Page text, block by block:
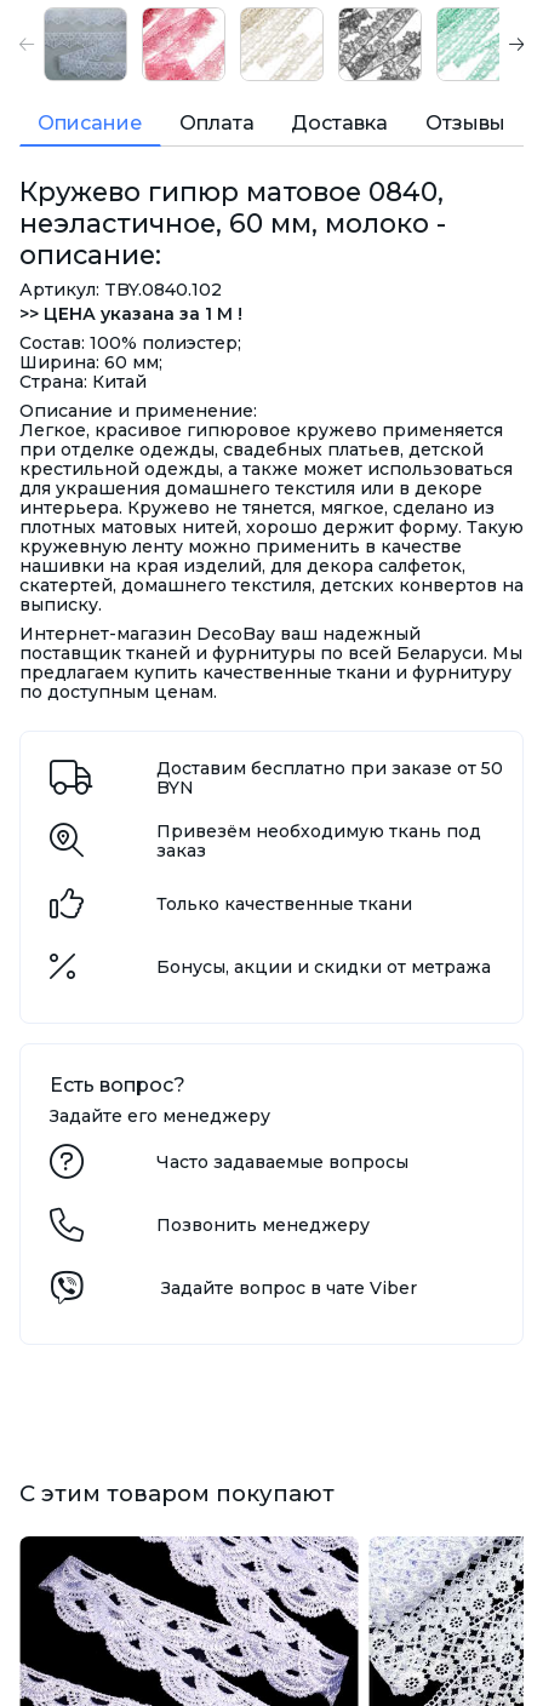
Описание Оплата Доставка Отзывы
Кружево гипюр матовое 0840,
неэластичное, 60 мм, молоко -
описание:
Артикул: TBY.0840.102
>> ЦЕНА указана за 1 М !
Состав: 100% полиэстер;
Ширина: 60 мм;
Страна: Китай
Описание и применение:
Легкое, красивое гипюровое кружево применяется
при отделке одежды, свадебных платьев, детской
крестильной одежды, а также может использоваться
для украшения домашнего текстиля или в декоре
интерьера. Кружево не тянется, мягкое, сделано из
плотных матовых нитей, хорошо держит форму. Такую
кружевную ленту можно применить в качестве
нашивки на края изделий, для декора салфеток,
скатертей, домашнего текстиля, детских конвертов на
выписку.
Интернет-магазин DecoBay ваш надежный
поставщик тканей и фурнитуры по всей Беларуси. Мы
предлагаем купить качественные ткани и фурнитуру
по доступным ценам.
Доставим бесплатно при заказе от 50
BYN
Привезём необходимую ткань под
заказ
Только качественные ткани
Бонусы, акции и скидки от метража
Есть вопрос?
Задайте его менеджеру
Часто задаваемые вопросы
Позвонить менеджеру
Задайте вопрос в чате Viber
С этим товаром покупают